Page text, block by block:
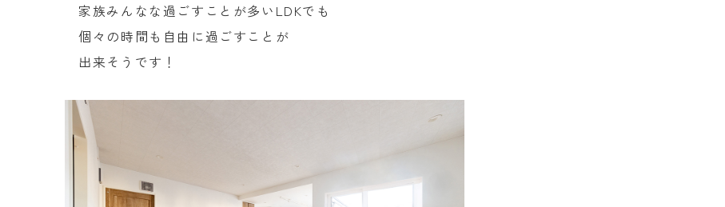
家族みんなな過ごすことが多いLDKでも
個々の時間も自由に過ごすことが
出来そうです！